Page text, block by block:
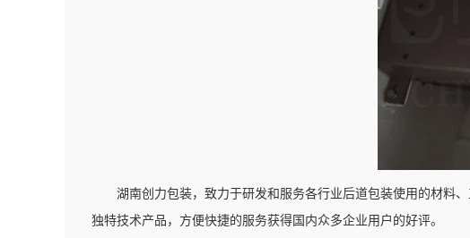
湖南创力包装，致力于研发和服务各行业后道包装使用的材料
独特技术产品，方便快捷的服务获得国内众多企业用户的好评。